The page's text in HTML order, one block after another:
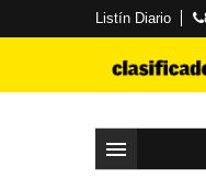
Listín Diario